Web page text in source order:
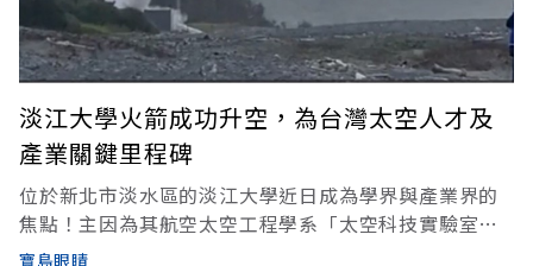
淡江大學火箭成功升空，為台灣太空人才及
產業關鍵里程碑
位於新北市淡水區的淡江大學近日成為學界與產業界的
焦點！主因為其航空太空工程學系「太空科技實驗室」
所研製的第四支科研探空火箭——淡江二型，於2025年
寶島眼睛